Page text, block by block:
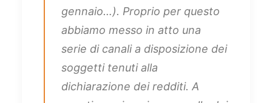
gennaio…). Proprio per questo
abbiamo messo in atto una
serie di canali a disposizione dei
soggetti tenuti alla
dichiarazione dei redditi. A